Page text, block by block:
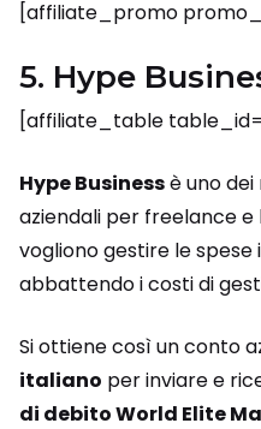
[affiliate_promo
5. Hype
[affiliate_table
Hype Businessè uno
aziendali per freelance
vogliono gestire le
abbattendo i costi di
Si ottiene così un conto
italiano per inviare e
di debito World Elite